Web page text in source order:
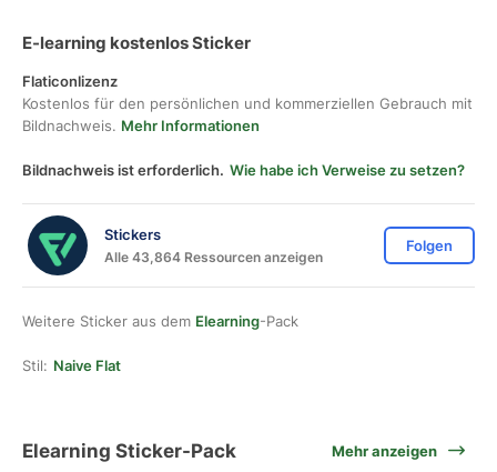
E-learning kostenlos Sticker
Flaticonlizenz
Kostenlos für den persönlichen und kommerziellen Gebrauch mit
Bildnachweis. Mehr Informationen
Bildnachweis ist erforderlich. Wie habe ich Verweise zu setzen?
Stickers
Alle 43,864 Ressourcen anzeigen
Folgen
Weitere Sticker aus dem Elearning-Pack
Stil: Naive Flat
Elearning Sticker-Pack Mehr anzeigen